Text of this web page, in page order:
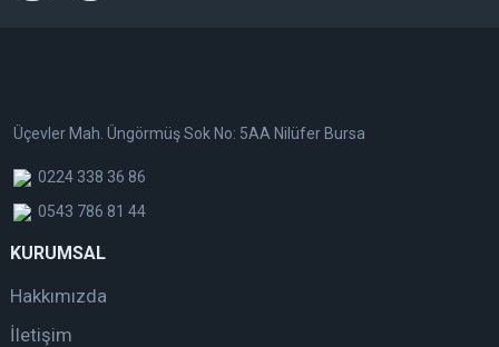
Üçevler Mah. Üngörmüş Sok No: 5AA Nilüfer Bursa
0224 338 36 86
0543 786 81 44
KURUMSAL
Hakkımızda
İletişim